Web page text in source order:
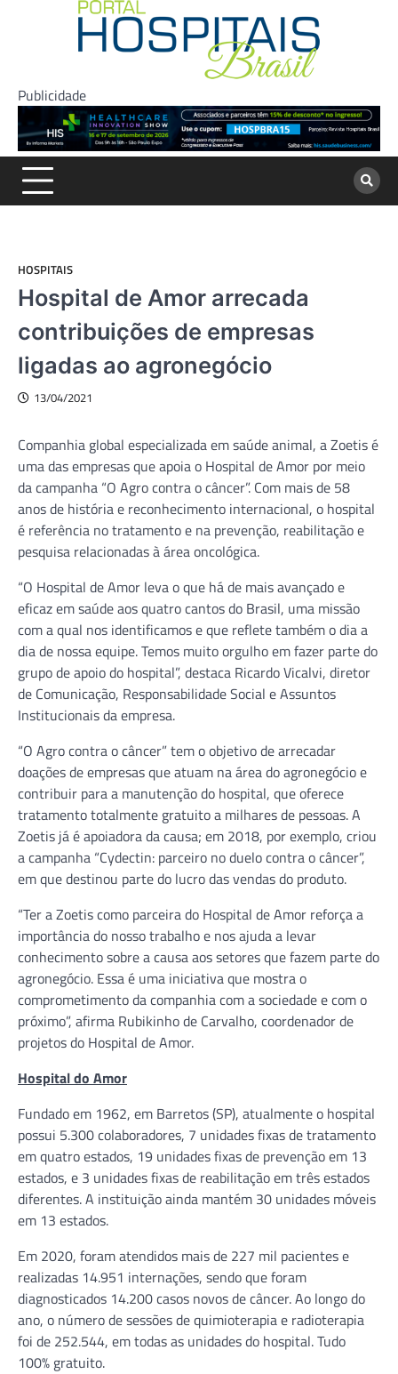
Publicidade
HOSPITAIS
Hospital de Amor arrecada
contribuições de empresas
ligadas ao agronegócio
13/04/2021
Companhia global especializada em saúde animal, a Zoetis é
uma das empresas que apoia o Hospital de Amor por meio
da campanha “O Agro contra o câncer”. Com mais de 58
anos de história e reconhecimento internacional, o hospital
é referência no tratamento e na prevenção, reabilitação e
pesquisa relacionadas à área oncológica.
“O Hospital de Amor leva o que há de mais avançado e
eficaz em saúde aos quatro cantos do Brasil, uma missão
com a qual nos identificamos e que reflete também o dia a
dia de nossa equipe. Temos muito orgulho em fazer parte do
grupo de apoio do hospital”, destaca Ricardo Vicalvi, diretor
de Comunicação, Responsabilidade Social e Assuntos
Institucionais da empresa.
“O Agro contra o câncer” tem o objetivo de arrecadar
doações de empresas que atuam na área do agronegócio e
contribuir para a manutenção do hospital, que oferece
tratamento totalmente gratuito a milhares de pessoas. A
Zoetis já é apoiadora da causa; em 2018, por exemplo, criou
a campanha “Cydectin: parceiro no duelo contra o câncer”,
em que destinou parte do lucro das vendas do produto.
“Ter a Zoetis como parceira do Hospital de Amor reforça a
importância do nosso trabalho e nos ajuda a levar
conhecimento sobre a causa aos setores que fazem parte do
agronegócio. Essa é uma iniciativa que mostra o
comprometimento da companhia com a sociedade e com o
próximo”, afirma Rubikinho de Carvalho, coordenador de
projetos do Hospital de Amor.
Hospital do Amor
Fundado em 1962, em Barretos (SP), atualmente o hospital
possui 5.300 colaboradores, 7 unidades fixas de tratamento
em quatro estados, 19 unidades fixas de prevenção em 13
estados, e 3 unidades fixas de reabilitação em três estados
diferentes. A instituição ainda mantém 30 unidades móveis
em 13 estados.
Em 2020, foram atendidos mais de 227 mil pacientes e
realizadas 14.951 internações, sendo que foram
diagnosticados 14.200 casos novos de câncer. Ao longo do
ano, o número de sessões de quimioterapia e radioterapia
foi de 252.544, em todas as unidades do hospital. Tudo
100% gratuito.